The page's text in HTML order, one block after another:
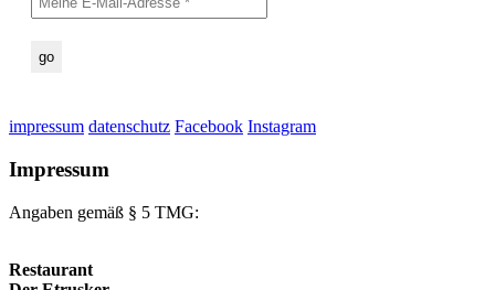
impressum datenschutz Facebook Instagram
Impressum
Angaben gemäß § 5 TMG:
Restaurant